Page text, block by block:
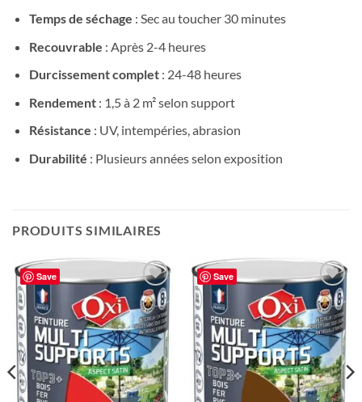
Temps de séchage : Sec au toucher 30 minutes
Recouvrable : Après 2-4 heures
Durcissement complet: 24-48 heures
Rendement: 1,5 à 2 m² selon support
Résistance : UV, intempéries, abrasion
Durabilité : Plusieurs années selon exposition
PRODUITS SIMILAIRES
Save
Ajouter
à la liste
de
souhaits
Save
Ajouter
à la liste
de
souhaits